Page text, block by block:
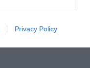
Privacy Policy